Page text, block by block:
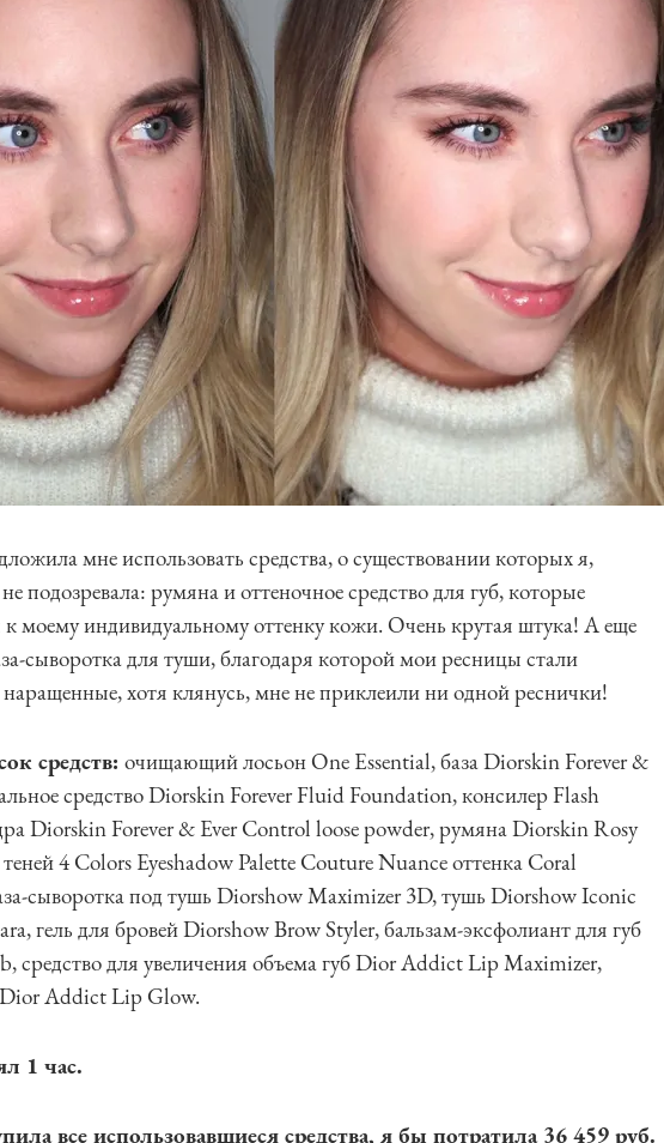
мне использовать средства, о существовании которых я,
подозревала: румяна и оттеночное средство для губ, которые
моему индивидуальному оттенку кожи. Очень крутая штука! А еще
сыворотка для туши, благодаря которой мои ресницы стали
наращенные, хотя клянусь, мне не приклеили ни одной реснички!
средств: очищающий лосьон One Essential, база Diorskin Forever &
средство Diorskin Forever Fluid Foundation, консилер Flash
Diorskin Forever & Ever Control loose powder, румяна Diorskin Rosy
4 Colors Eyeshadow Palette Couture Nuance оттенка Coral
сыворотка под тушь Diorshow Maximizer 3D, тушь Diorshow Iconic
гель для бровей Diorshow Brow Styler, бальзам-эксфолиант для губ
средство для увеличения объема губ Dior Addict Lip Maximizer,
Addict Lip Glow.
1 час.
все использовавшиеся средства, я бы потратила 36 459 руб.